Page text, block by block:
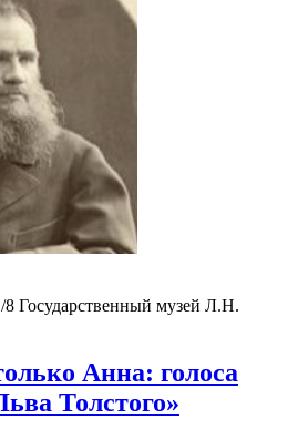
8 Государственный музей Л.Н.
Анна: голоса
Толстого»